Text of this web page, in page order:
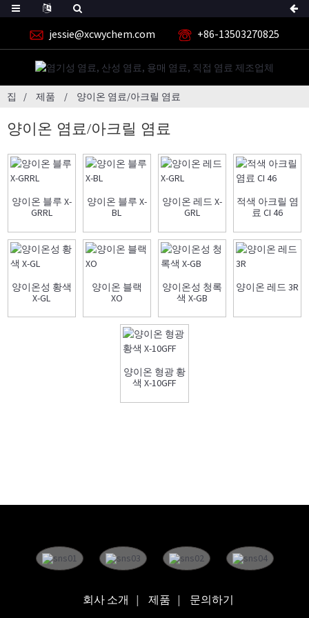
jessie@xcwychem.com +86-13503270825
집 제품 양이온 염료/아크릴 염료
양이온 염료/아크릴 염료
양이온 블루 X-
GRRL
양이온 블루 X-
BL
양이온 레드 X-
GRL
적색 아크릴 염
료 CI 46
양이온성 황색
X-GL
양이온 블랙
XO
양이온성 청록
색 X-GB
양이온 레드 3R
양이온 형광 황
색 X-10GFF
회사 소개 제품 문의하기